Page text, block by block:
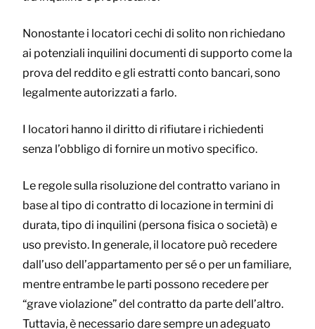
Nonostante i locatori cechi di solito non richiedano
ai potenziali inquilini documenti di supporto come la
prova del reddito e gli estratti conto bancari, sono
legalmente autorizzati a farlo.
I locatori hanno il diritto di rifiutare i richiedenti
senza l’obbligo di fornire un motivo specifico.
Le regole sulla risoluzione del contratto variano in
base al tipo di contratto di locazione in termini di
durata, tipo di inquilini (persona fisica o società) e
uso previsto. In generale, il locatore può recedere
dall’uso dell’appartamento per sé o per un familiare,
mentre entrambe le parti possono recedere per
“grave violazione” del contratto da parte dell’altro.
Tuttavia, è necessario dare sempre un adeguato